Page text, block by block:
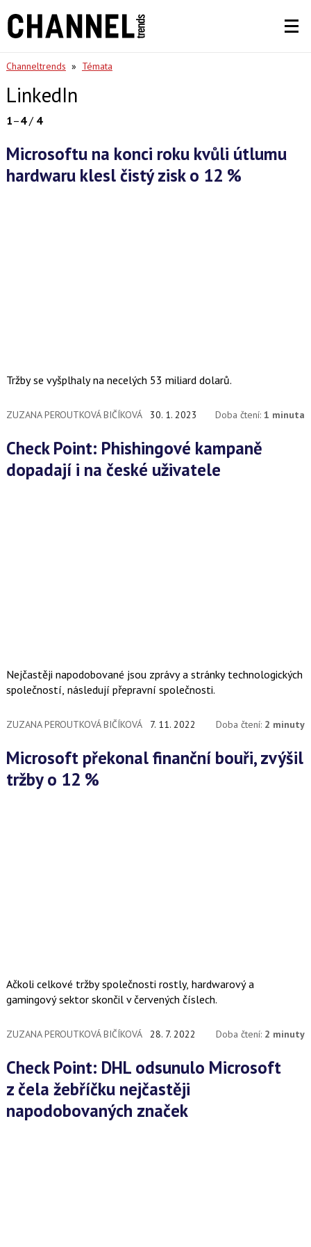
Channeltrends » Témata
LinkedIn
1–4/ 4
Microsoftu na konci roku kvůli útlumu
hardwaru klesl čistý zisk o 12 %
Tržby se vyšplhaly na necelých 53 miliard dolarů.
ZUZANA PEROUTKOVÁ BIČÍKOVÁ 30. 1. 2023 Doba čtení:1 minuta
Check Point: Phishingové kampaně
dopadají i na české uživatele
Nejčastěji napodobované jsou zprávy a stránky technologických
společností, následují přepravní společnosti.
ZUZANA PEROUTKOVÁ BIČÍKOVÁ 7. 11. 2022 Doba čtení: 2 minuty
Microsoft překonal finanční bouři, zvýšil
tržby o 12 %
Ačkoli celkové tržby společnosti rostly, hardwarový a
gamingový sektor skončil v červených číslech.
ZUZANA PEROUTKOVÁ BIČÍKOVÁ 28. 7. 2022 Doba čtení: 2 minuty
Check Point: DHL odsunulo Microsoft
z čela žebříčku nejčastěji
napodobovaných značek